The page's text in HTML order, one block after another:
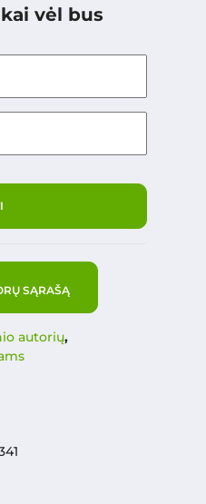
vėl bus
SĄRAŠĄ
autorių,